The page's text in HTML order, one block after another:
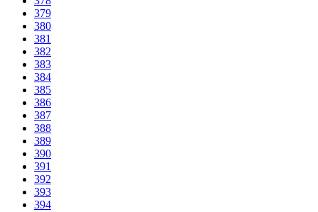
379
380
381
382
383
384
385
386
387
388
389
390
391
392
393
394